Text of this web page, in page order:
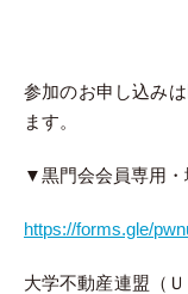
参加のお申し込み
ます。
▼黒門会会員専用・
https://forms.gle/
大学不動産連盟（